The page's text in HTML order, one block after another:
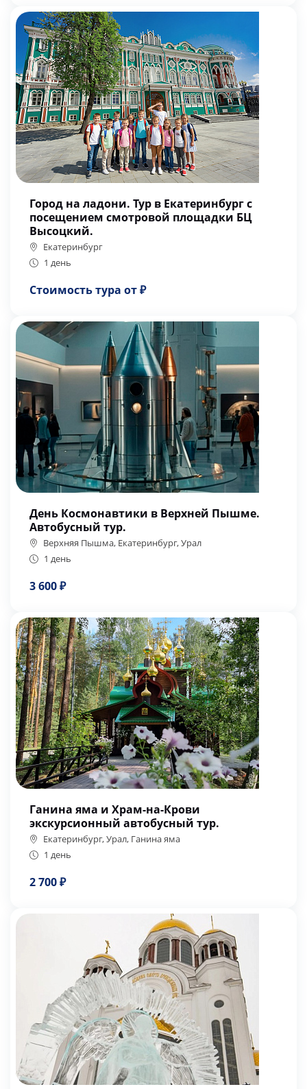
Город на ладони. Тур в Екатеринбург с
посещением смотровой площадки БЦ
Высоцкий.
Екатеринбург
1 день
Стоимость тура от ₽
День Космонавтики в Верхней Пышме.
Автобусный тур.
Верхняя Пышма, Екатеринбург, Урал
1 день
3 600 ₽
Ганина яма и Храм-на-Крови
экскурсионный автобусный тур.
Екатеринбург, Урал, Ганина яма
1 день
2 700 ₽